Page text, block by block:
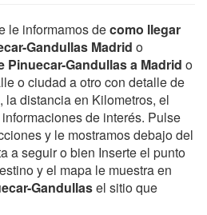
le informamos decomo llegar
Gandullas Madrid o
Pinuecar-Gandullas a Madrid o
o ciudad a otro con detalle de
la distancia en Kilometros, el
de interés. Pulse
y le mostramos debajo del
a seguir o bien Inserte el punto
y el mapa le muestra en
Gandullasel sitio que